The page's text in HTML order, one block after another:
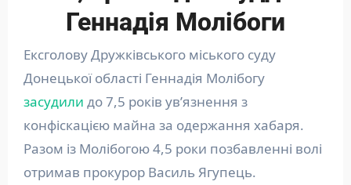
Геннадія Молібоги
Ексголову Дружківського міського суду
Донецької області Геннадія Молібогу
засудили до 7,5 років ув’язнення з
конфіскацією майна за одержання хабаря.
Разом із Молібогою 4,5 роки позбавленні волі
отримав прокурор Василь Ягупець.